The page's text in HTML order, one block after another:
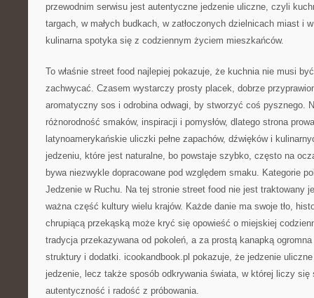
przewodnim serwisu jest autentyczne jedzenie uliczne, czyli
targach, w małych budkach, w zatłoczonych dzielnicach miast i
kulinarna spotyka się z codziennym życiem mieszkańców.
To właśnie street food najlepiej pokazuje, że kuchnia nie musi
zachwycać. Czasem wystarczy prosty placek, dobrze
aromatyczny sos i odrobina odwagi, by stworzyć coś pysznego.
różnorodność smaków, inspiracji i pomysłów, dlatego strona
latynoamerykańskie uliczki pełne zapachów, dźwięków i
jedzeniu, które jest naturalne, bo powstaje szybko, często na
bywa niezwykle dopracowane pod względem smaku. Kategorie
Jedzenie w Ruchu. Na tej stronie street food nie jest traktowany
ważna część kultury wielu krajów. Każde danie ma swoje tło,
chrupiącą przekąską może kryć się opowieść o miejskiej
tradycja przekazywana od pokoleń, a za prostą kanapką
struktury i dodatki. icookandbook.pl pokazuje, że jedzenie
jedzenie, lecz także sposób odkrywania świata, w której liczy się
autentyczność i radość z próbowania.